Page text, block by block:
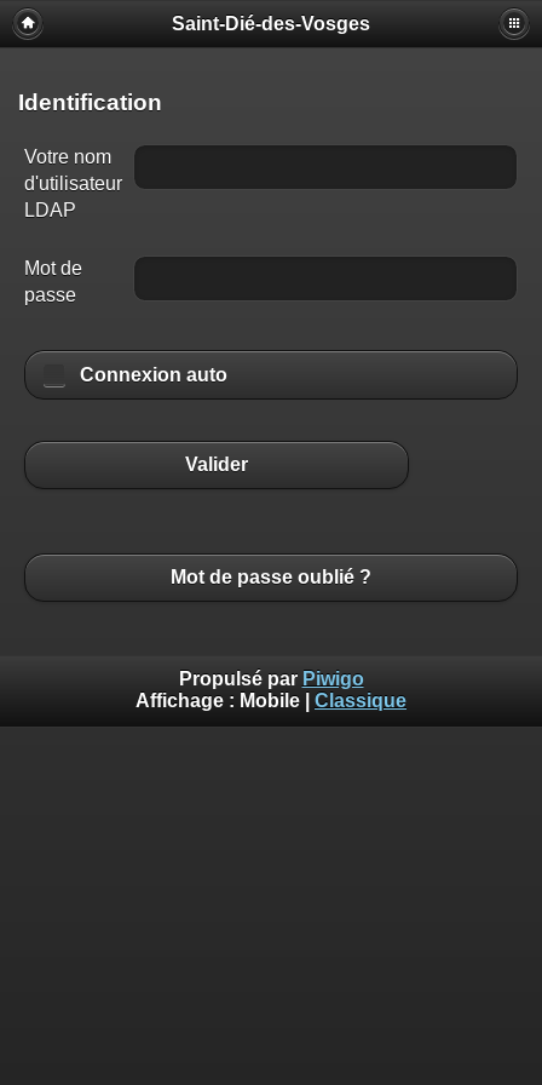
Saint-Dié-des-Vosges
Identification
Votre nom
d'utilisateur
LDAP
Mot de
passe
Connexion auto
Valider
Mot de passe oublié ?
Propulsé par Piwigo
Affichage : Mobile Classique